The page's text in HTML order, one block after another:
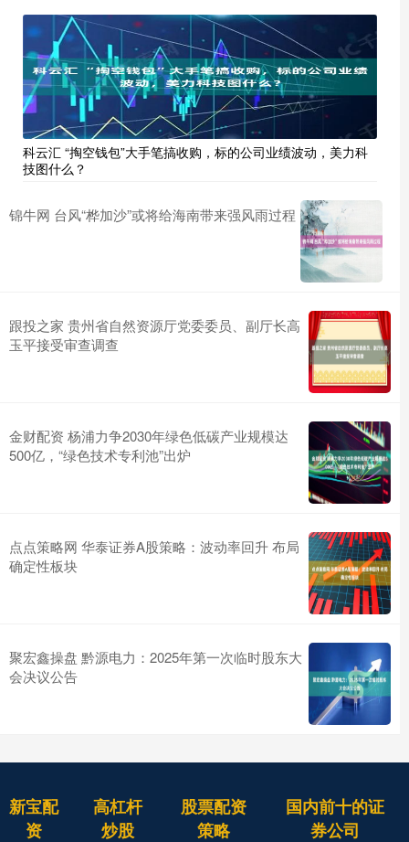
科云汇 “掏空钱包”大手笔搞收购，标的公司业绩波动，美力科
技图什么？
锦牛网 台风“桦加沙”或将给海南带来强风雨过程
跟投之家 贵州省自然资源厅党委委员、副厅长高
玉平接受审查调查
金财配资 杨浦力争2030年绿色低碳产业规模达
500亿，“绿色技术专利池”出炉
点点策略网 华泰证券A股策略：波动率回升 布局
确定性板块
聚宏鑫操盘 黔源电力：2025年第一次临时股东大
会决议公告
新宝配
资
高杠杆
炒股
股票配资
策略
国内前十的证
券公司